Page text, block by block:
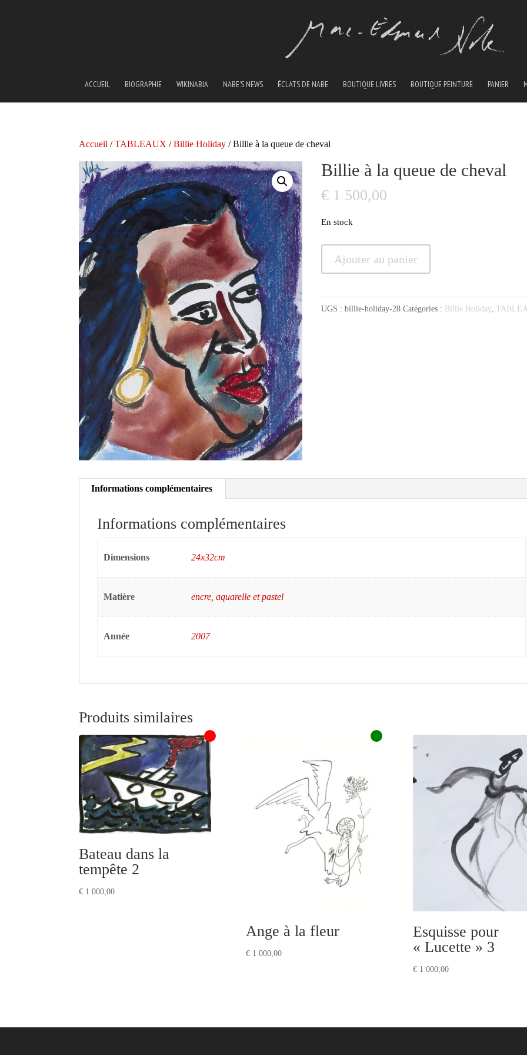
ACCUEIL BIOGRAPHIE WIKINABIA NABE’S NEWS ÉCLATS DE NABE BOUTIQUE LIVRES BOUTIQUE PEINTURE PANIER
Accueil /TABLEAUX /Billie Holiday / Billie à la queue de cheval
Billie à la queue de cheval
€ 1 500,00
En stock
à
Ajouter au panier
UGS :billie-holiday-28 Catégories : Billie Holiday,
Informations complémentaires
Informations complémentaires
Dimensions 24x32cm
Matière encre, aquarelle et pastel
Année 2007
Produits similaires
Bateau dans la
tempête 2
€ 1 000,00
Ange à la fleur
€1 000,00
Esquisse pour
« Lucette » 3
€1 000,00